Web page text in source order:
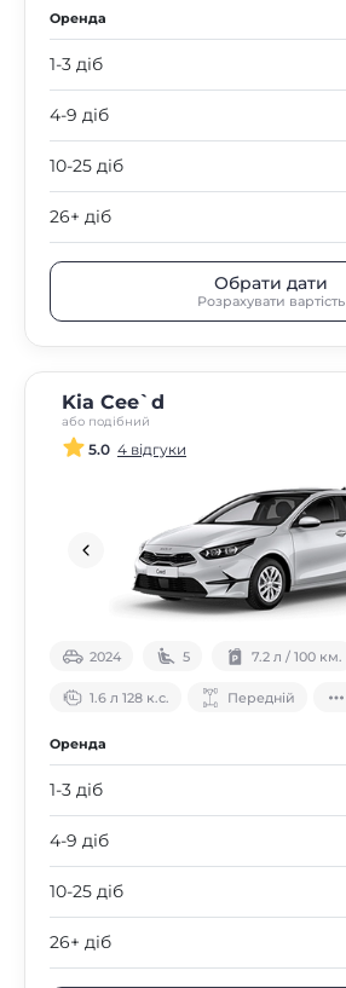
Оренда
1-3 діб
4-9 діб
10-25 діб
26+ діб
Обрати дати
Розрахувати вартість
Kia Cee`d
або подібний
5.0 4 відгуки
2024 5 7.2 л / 100 км.
1.6 л 128 к.с. Передній
Оренда
1-3 діб
4-9 діб
10-25 діб
26+ діб